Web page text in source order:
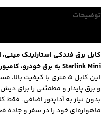
توضیحات
کابل برق فندکی استارلینک
Starlink Mini به برق خودرو، کامیون یا ون.
این کابل ۵ متری با
و برق پایدار و مطمئنی را برای
بدون نیاز به آداپتور اضافی،
ماهواره‌ای خود را در سفر و جاده